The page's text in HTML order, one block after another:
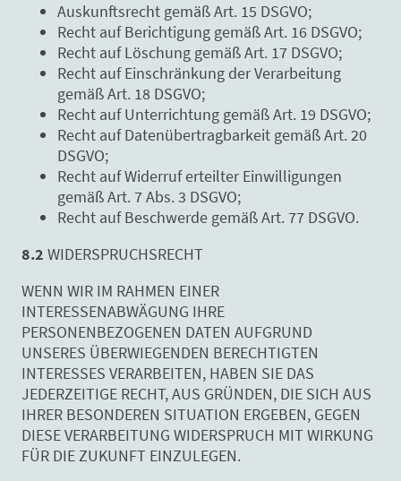
Auskunftsrecht gemäß Art. 15 DSGVO;
Recht auf Berichtigung gemäß Art. 16 DSGVO;
Recht auf Löschung gemäß Art. 17 DSGVO;
Recht auf Einschränkung der Verarbeitung
gemäß Art. 18 DSGVO;
Recht auf Unterrichtung gemäß Art. 19 DSGVO;
Recht auf Datenübertragbarkeit gemäß Art. 20
DSGVO;
Recht auf Widerruf erteilter Einwilligungen
gemäß Art. 7 Abs. 3 DSGVO;
Recht auf Beschwerde gemäß Art. 77 DSGVO.
8.2 WIDERSPRUCHSRECHT
WENN WIR IM RAHMEN EINER
INTERESSENABWÄGUNG IHRE
PERSONENBEZOGENEN DATEN AUFGRUND
UNSERES ÜBERWIEGENDEN BERECHTIGTEN
INTERESSES VERARBEITEN, HABEN SIE DAS
JEDERZEITIGE RECHT, AUS GRÜNDEN, DIE SICH AUS
IHRER BESONDEREN SITUATION ERGEBEN, GEGEN
DIESE VERARBEITUNG WIDERSPRUCH MIT WIRKUNG
FÜR DIE ZUKUNFT EINZULEGEN.